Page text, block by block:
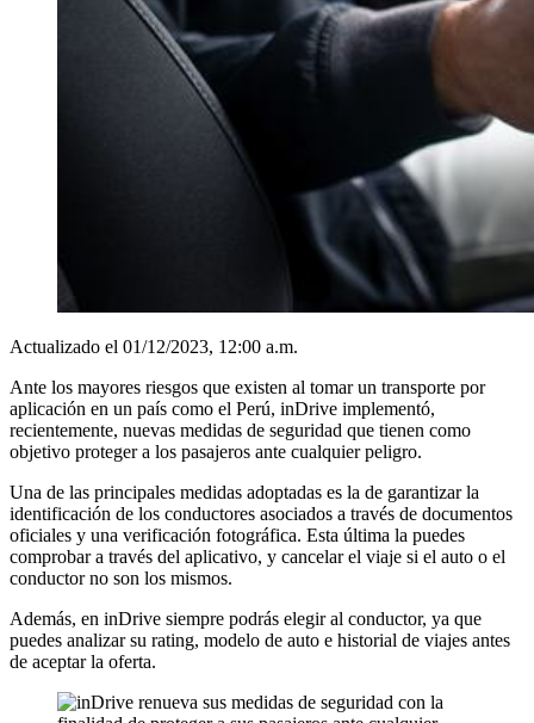
Actualizado el 01/12/2023, 12:00 a.m.
Ante los mayores riesgos que existen al tomar un transporte por
aplicación en un país como el Perú, inDrive implementó,
recientemente, nuevas medidas de seguridad que tienen como
objetivo proteger a los pasajeros ante cualquier peligro.
Una de las principales medidas adoptadas es la de garantizar la
identificación de los conductores asociados a través de documentos
oficiales y una verificación fotográfica. Esta última la puedes
comprobar a través del aplicativo, y cancelar el viaje si el auto o el
conductor no son los mismos.
Además, en inDrive siempre podrás elegir al conductor, ya que
puedes analizar su rating, modelo de auto e historial de viajes antes
de aceptar la oferta.